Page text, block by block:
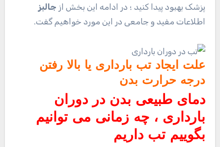
پزشک بهبود پیدا کنید ؛ در ادامه این بخش از جالبز
اطلاعات مفید و جامعی در این مورد خواهیم گفت.
علت ایجاد تب بارداری یا بالا رفتن
درجه حرارت بدن
دمای طبیعی بدن در دوران
بارداری ، چه زمانی می توانیم
بگوییم تب داریم